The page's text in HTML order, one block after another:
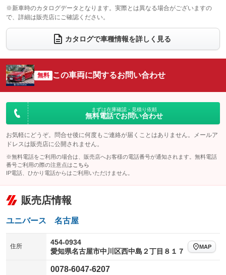
電動格納サードシート
：装備なし シートヒーター
：装備あり
ウォークスルー
電動リアゲート フロントカメラ
：装備なし
シートエアコン
：装備なし 全周囲カメラ
：装備なし
サイドカメラ
：装備なし ルーフレール
：装備なし
エアサスペンション ヘッドライトウォッシャー
※新車時のカタログデータとなります。実際とは異なる場合がございますの
で、詳細は販売店にご確認ください。
カタログで車種情報を詳しく見る
無料 この車両に関するお問い合わせ
まずは在庫確認・見積り依頼
無料電話でお問い合わせ
お気軽にどうぞ。問合せ後に何度もご連絡が届くことはありません。メールア
ドレスは販売店に公開されません。
※無料電話をご利用の場合は、販売店へお客様の電話番号が通知されます。無料電話
番号ご利用の際の注意点は こちら
IP電話、ひかり電話からはご利用いただけません。
販売店情報
ユニバース 名古屋
住所
454-0934
愛知県名古屋市中川区西中島２丁目８１７
MAP
0078-6047-6207